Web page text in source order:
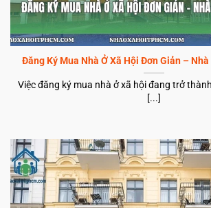
Đăng Ký Mua Nhà Ở Xã Hội Đơn Giản – Nhà
Việc đăng ký mua nhà ở xã hội đang trở
[...]